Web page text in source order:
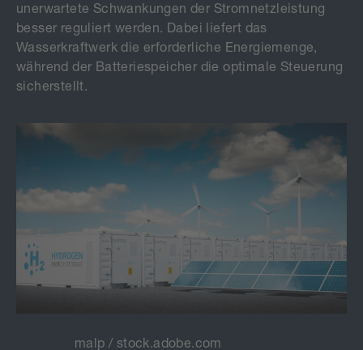
unerwartete Schwankungen der Stromnetzleistung
besser reguliert werden. Dabei liefert das
Wasserkraftwerk die erforderliche Energiemenge,
während der Batteriespeicher die optimale Steuerung
sicherstellt.
malp / stock.adobe.com